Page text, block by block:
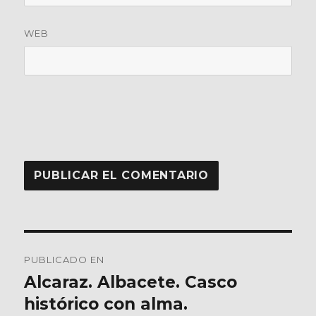
WEB
de
entradas
PUBLICADO EN
Alcaraz. Albacete. Casco
histórico con alma.